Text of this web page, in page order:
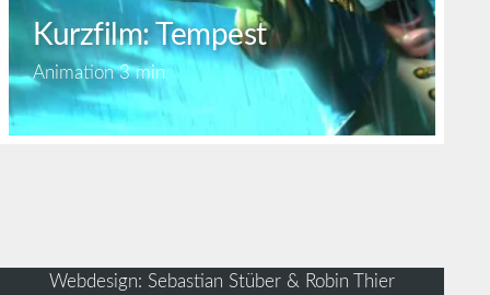
Kurzfilm: Tempest
Animation3 min
Webdesign: Sebastian Stüber & Robin Thier